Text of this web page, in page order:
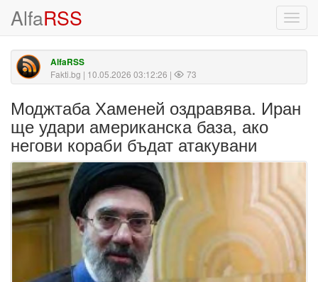
AlfaRSS
AlfaRSS
Fakti.bg | 10.05.2026 03:12:26 | 73
Моджтаба Хаменей оздравява. Иран
ще удари американска база, ако
негови кораби бъдат атакувани